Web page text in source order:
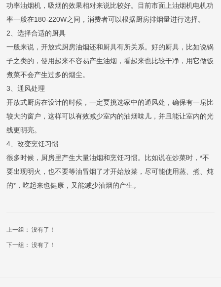
关于我们
发展历程
荣誉资质
生产基地
社会责任
新闻资讯
联系
功率油烟机，吸烟的效果相对来说比较好。目前市面上油烟机电机功
率一般在180-220W之间，消费者可以根据厨房排烟量进行选择。
2、选择合适的厨具
一般来说，开放式厨房油烟还和厨具有所关系。好的厨具，比如说锅
子之类的，使用起来不容易产生油烟，看起来也比较干净，用它做饭
煮菜不会产生过多的烟尘。
3、通风处理
开放式厨房在设计的时候，一定要挑选家中的通风处，确保有一扇比
较大的窗户，这样可以有效减少室内的油烟味儿，并且能让室内的光
线更明亮。
4、改变烹饪习惯
很多时候，厨房里产生大量油烟和烹饪习惯。比如说在炒菜时，*不
要出现明火，也不要等油冒烟了才开始放菜，尽可能使用蒸、煮、炖
的*，吃起来也健康，又能减少油烟的产生。
上一组： 没有了！
下一组： 没有了！